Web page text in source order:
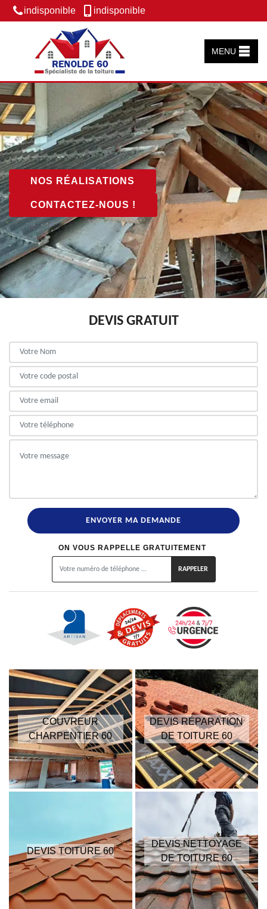
indisponible indisponible
MENU
NOS RÉALISATIONS
CONTACTEZ-NOUS !
DEVIS GRATUIT
ON VOUS RAPPELLE GRATUITEMENT
COUVREUR
CHARPENTIER 60
DEVIS RÉPARATION
DE TOITURE 60
DEVIS TOITURE 60
DEVIS NETTOYAGE
DE TOITURE 60